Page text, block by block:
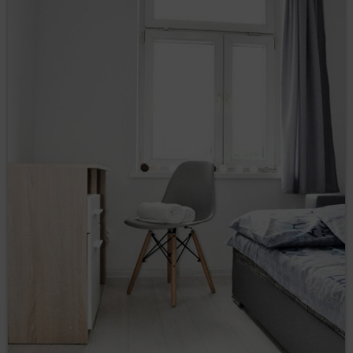
narzędzia: https://www.google.com/ads/preferences/.
Na stronie Serwisu są umieszczone wtyczki, które
odległość Administrator może udostępniać dane
Gości/Użytkowników systemom płatności
internetowych. Aktualnie dostępne sposoby płatności
w formie przedpłat w Serwisie dostępne są
https://www.idobooking.com/pl/integracja-z-innymi-
systemami/systemy-platnosci-zintegrowane-z-
idobooking/
Gość/Użytkownik może wyrazić zgodę na
otrzymywanie informacji handlowych drogą
elektroniczną, poprzez zaznaczenie odpowiedniej
opcji w formularzu rejestracyjnym lub w terminie
późniejszym w odpowiedniej zakładce. W przypadku